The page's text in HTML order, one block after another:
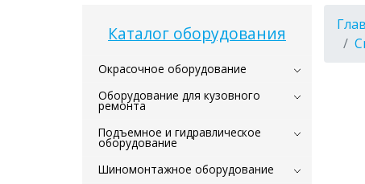
Каталог оборудования
Окрасочное оборудование
Оборудование для кузовного
ремонта
Подъемное и гидравлическое
оборудование
Шиномонтажное оборудование